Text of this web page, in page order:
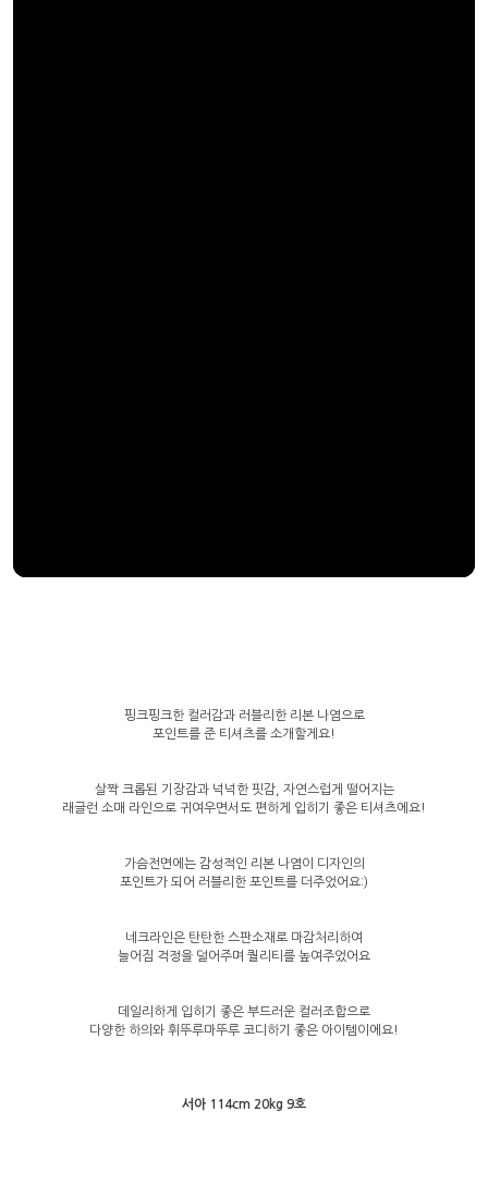
핑크핑크한 컬러감과 러블리한 리본 나염으로
포인트를 준 티셔츠를 소개할게요!
살짝 크롭된 기장감과 넉넉한 핏감, 자연스럽게 떨어지는
래글런 소매 라인으로 귀여우면서도 편하게 입히기 좋은 티셔츠에요!
가슴전면에는 감성적인 리본 나염이 디자인의
포인트가 되어 러블리한 포인트를 더주었어요:)
네크라인은 탄탄한 스판소재로 마감처리하여
늘어짐 걱정을 덜어주며 퀄리티를 높여주었어요
데일리하게 입히기 좋은 부드러운 컬러조합으로
다양한 하의와 휘뚜루마뚜루 코디하기 좋은 아이템이에요!
서아 114cm 20kg 9호